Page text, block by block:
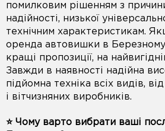
помилковим рішенням з
надійності, низької
технічним характеристикам.
оренда автовишки в
кращі пропозиції, на
Завжди в наявності надійна
підйомна техніка всіх видів,
і вітчизняних виробників.
⭐️ Чому варто вибрати ваші